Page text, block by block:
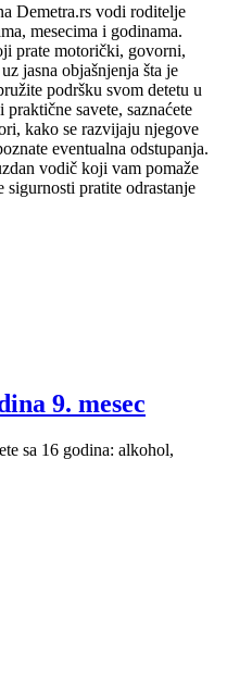
Demetra.rs vodi roditelje
mesecima i godinama.
prate motorički, govorni,
jasna objašnjenja šta je
podršku svom detetu u
savete, saznaćete
kako se razvijaju njegove
eventualna odstupanja.
vodič koji vam pomaže
sigurnosti pratite odrastanje
9. mesec
sa 16 godina: alkohol,